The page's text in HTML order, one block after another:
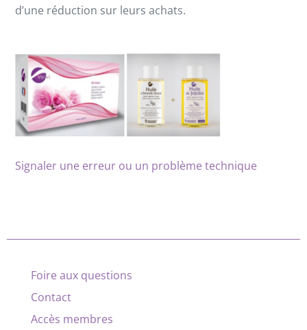
d’une réduction sur leurs achats.
Signaler une erreur ou un problème technique
Foire aux questions
Contact
Accès membres